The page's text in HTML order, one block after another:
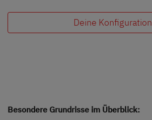
Deine Konfiguration
Besondere Grundrisse im Überblick: